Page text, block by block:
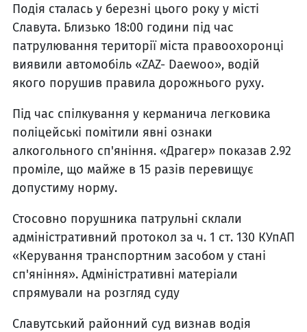
Подія сталась у березні цього року у місті
Славута. Близько 18:00 години під час
патрулювання території міста правоохоронці
виявили автомобіль «ZAZ- Daewoo», водій
якого порушив правила дорожнього руху.
Під час спілкування у керманича легковика
поліцейські помітили явні ознаки
алкогольного сп'яніння. «Драгер» показав 2.92
проміле, що майже в 15 разів перевищує
допустиму норму.
Стосовно порушника патрульні склали
адміністративний протокол за ч. 1 ст. 130 КУпАП
«Керування транспортним засобом у стані
сп'яніння». Адміністративні матеріали
спрямували на розгляд суду
Славутський районний суд визнав водія